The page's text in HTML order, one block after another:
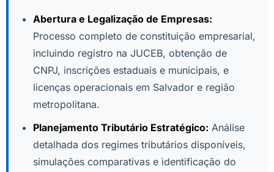
Abertura e Legalização de Empresas:
Processo completo de constituição empresarial,
incluindo registro na JUCEB, obtenção de
CNPJ, inscrições estaduais e municipais, e
licenças operacionais em Salvador e região
metropolitana.
Planejamento Tributário Estratégico: Análise
detalhada dos regimes tributários disponíveis,
simulações comparativas e identificação do